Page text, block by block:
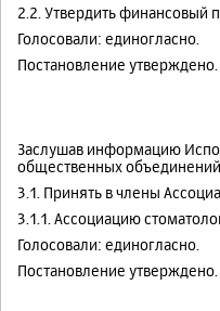
2.2. Утвердить финансовый
Голосовали: единогласно.
Постановление утверждено.
Заслушав информацию
общественных
3.1. Принять в члены
3.1.1. Ассоциацию
Голосовали: единогласно.
Постановление утверждено.